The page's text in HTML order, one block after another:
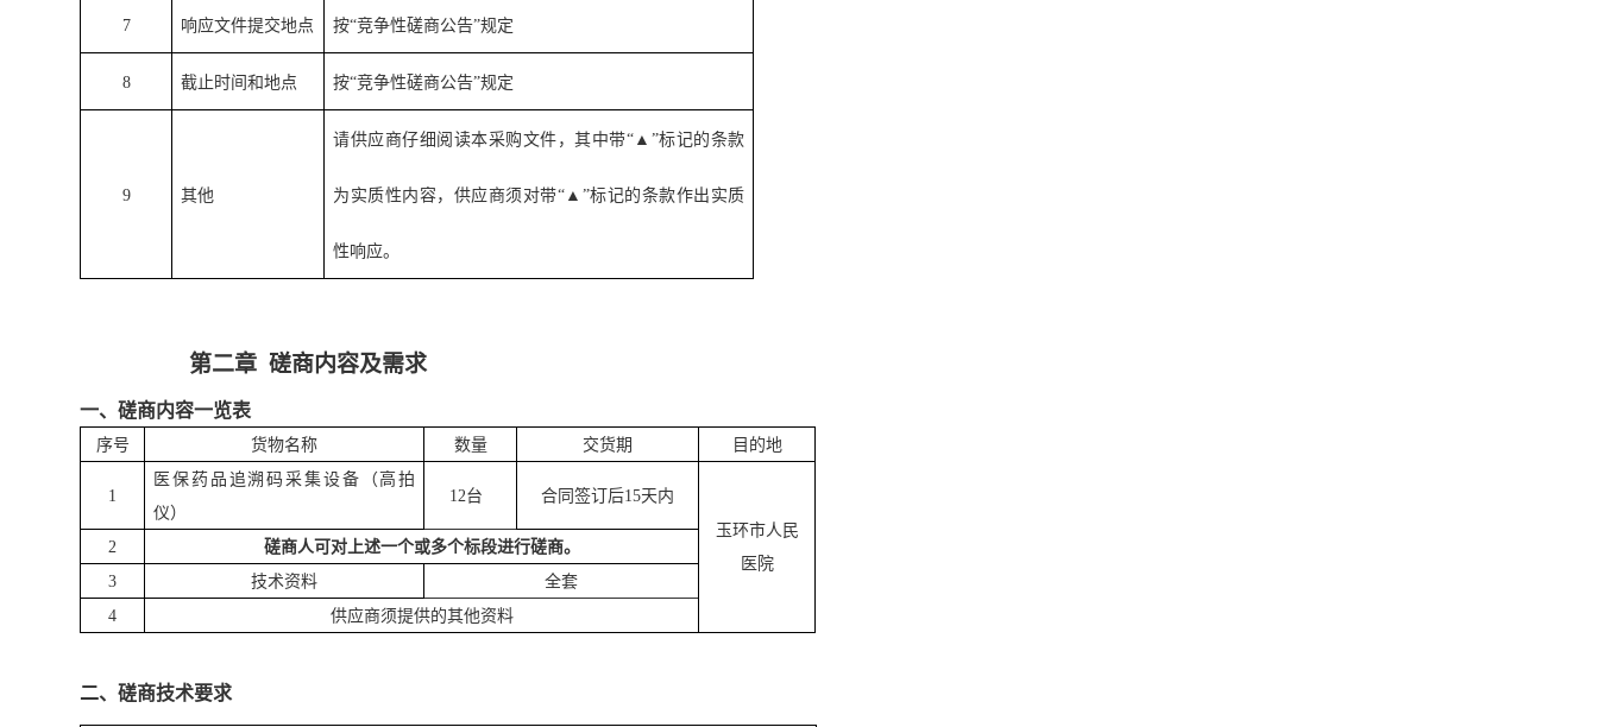
7 响应文件提交地点 按“竞争性磋商公告”规定
8 截止时间和地点 按“竞争性磋商公告”规定
9 其他
请供应商仔细阅读本采购文件，其中带“▲”标记的条款
为实质性内容，供应商须对带“▲”标记的条款作出实质
性响应。
第二章 磋商内容及需求
一、磋商内容一览表
序号 货物名称 数量 交货期 目的地
1
医保药 品追溯码采集设备
（高拍
仪）
12台
合同签订后15天内
玉环市人民
医院
2
磋商人可对上述一个或多个标段进行磋商。
3
技术资料
全套
4
供应商须提供的其他资料
二、磋商技术要求